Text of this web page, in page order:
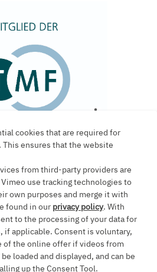
TMF e.V.
mehr
Witten/Herdecke
50
cookies that are required for
ensures that the website
from third-party providers are
use tracking technologies to
own purposes and merge it with
found in our privacy policy. With
to the processing of your data for
if applicable. Consent is voluntary,
of the online offer if videos from
loaded and displayed, and can be
up the Consent Tool.